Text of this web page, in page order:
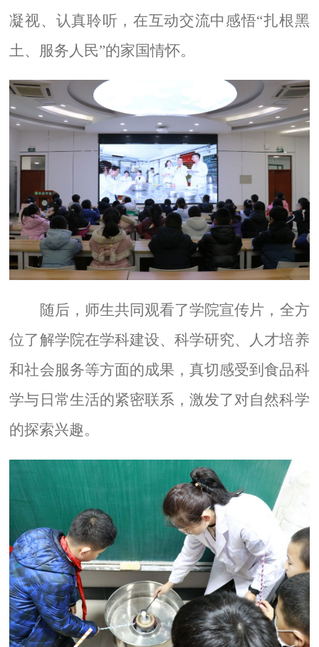
凝视、认真聆听，在互动交流中感悟“扎根黑
土、服务人民”的家国情怀。
随后，师生共同观看了学院宣传片，全方
位了解学院在学科建设、科学研究、人才培养
和社会服务等方面的成果，真切感受到食品科
学与日常生活的紧密联系，激发了对自然科学
的探索兴趣。